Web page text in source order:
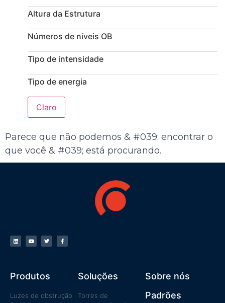
Altura da Estrutura
Números de níveis OB
Tipo de intensidade
Tipo de energia
Parece que não podemos & #039; encontrar o
que você & #039; está procurando.
Produtos
Luzes de obstrução
Soluções
Torres de
Sobre nós
Padrões